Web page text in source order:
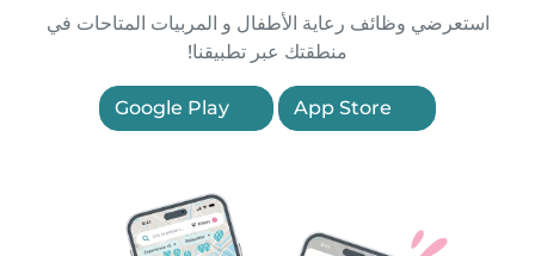
استعرضي وظائف رعاية الأطفال و المربيات المتاحات في
منطقتك عبر تطبيقنا!